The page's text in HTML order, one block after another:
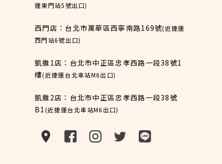
運東門站5號出口)
西門店：台北市萬華區西寧南路169號(近捷運
西門站6號出口)
凱撒1店：台北市中正區忠孝西路一段38號1
樓(近捷運台北車站M6出口)
凱撒2店：台北市中正區忠孝西路一段38號
B1(近捷運台北車站M6出口)